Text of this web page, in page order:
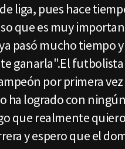
liga, pues hace
que es muy
pasó mucho tiempo y
ganarla".El futbolista
por primera
ha logrado con
que realmente
y espero que el